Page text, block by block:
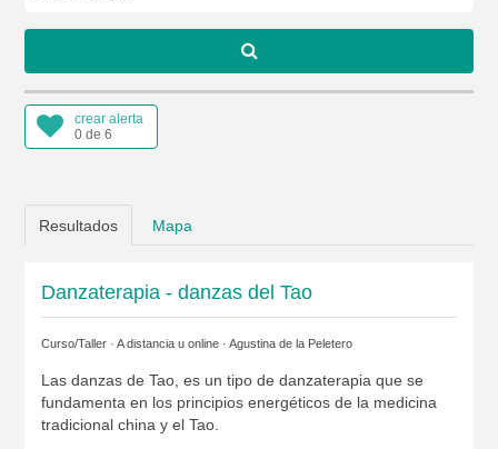
crear alerta
0 de 6
Resultados Mapa
Danzaterapia - danzas del Tao
Curso/Taller · A distancia u online · Agustina de la Peletero
Las danzas de Tao, es un tipo de danzaterapia que se
fundamenta en los principios energéticos de la medicina
tradicional china y el Tao.